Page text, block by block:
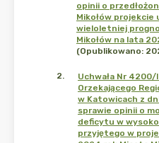
opinii o
Mikołów projekcie
wieloletniej
Mikołów na lata
(Opublikowano:
2.
Uchwała Nr
Orzekającego
w Katowicach z
sprawie opinii o
deficytu w
przyjętego w